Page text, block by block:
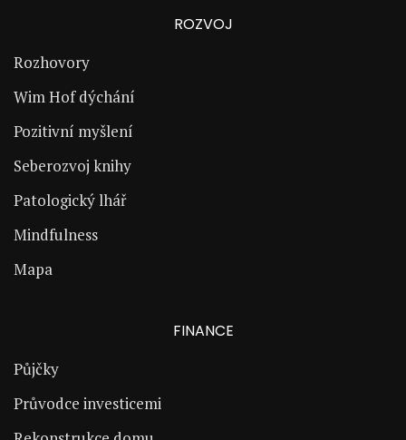
ROZVOJ
Rozhovory
Wim Hof dýchání
Pozitivní myšlení
Seberozvoj knihy
Patologický lhář
Mindfulness
Mapa
FINANCE
Půjčky
Průvodce investicemi